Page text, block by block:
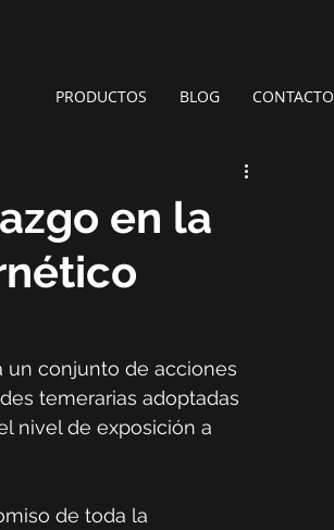
PRODUCTOS BLOG CONTACTO
en la
un conjunto de acciones
temerarias adoptadas
nivel de exposición a
de toda la